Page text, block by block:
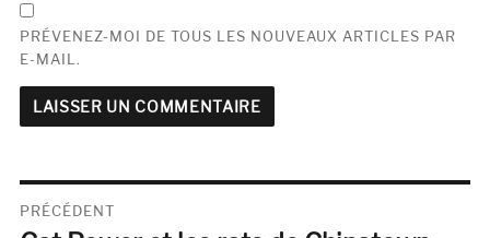
PRÉVENEZ-MOI DE TOUS LES NOUVEAUX ARTICLES PAR
E-MAIL.
Navigation
PRÉCÉDENT